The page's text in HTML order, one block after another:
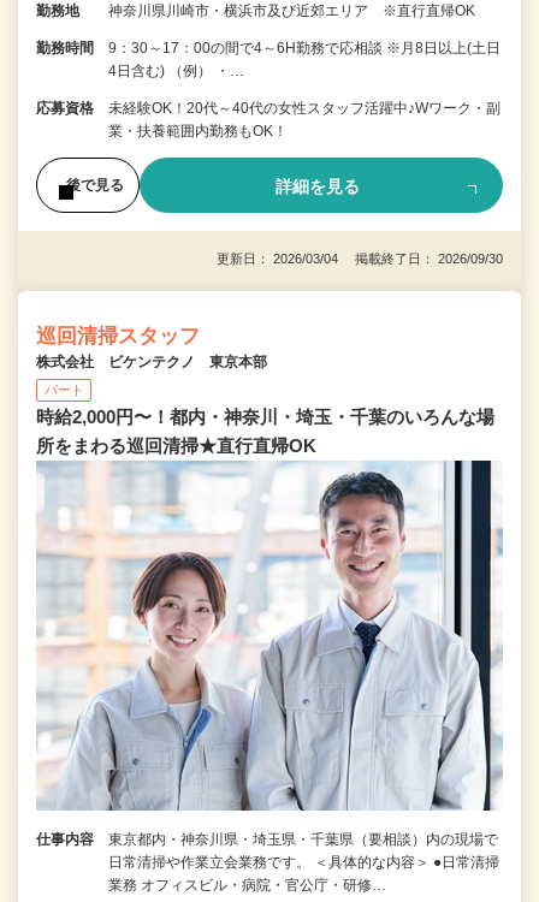
勤務地 神奈川県川崎市・横浜市及び近郊エリア ※直行直帰OK
勤務時間
9：30～17：00の間で4～6H勤務で応相談 ※月8日以上(土日
4日含む) （例） ・…
応募資格
未経験OK！20代～40代の女性スタッフ活躍中♪Wワーク・副
業・扶養範囲内勤務もOK！
後で見る 詳細を見る
更新日： 2026/03/04 掲載終了日： 2026/09/30
巡回清掃スタッフ
株式会社 ビケンテクノ 東京本部
パート
時給2,000円〜！都内・神奈川・埼玉・千葉のいろんな場
所をまわる巡回清掃★直行直帰OK
仕事内容
東京都内・神奈川県・埼玉県・千葉県（要相談）内の現場で
日常清掃や作業立会業務です。 ＜具体的な内容＞ ●日常清掃
業務 オフィスビル・病院・官公庁・研修…